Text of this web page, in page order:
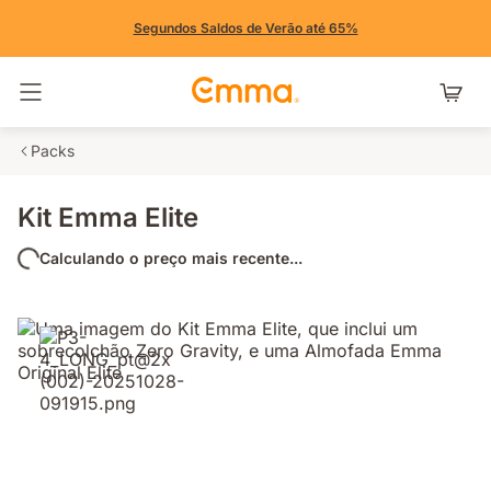
Segundos Saldos de Verão até 65%
Packs
Kit Emma Elite
Calculando o preço mais recente...